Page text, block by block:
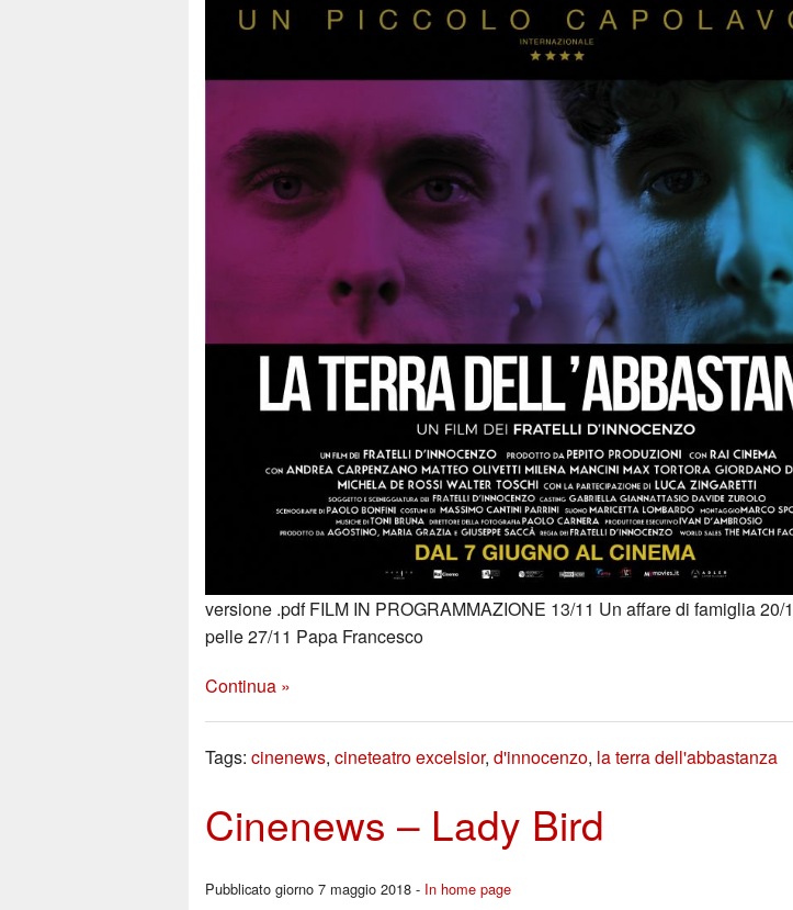
versione .pdf FILM IN PROGRAMMAZIONE 13/11 Un affare di famiglia 20/
pelle 27/11 Papa Francesco
Continua »
Tags: cinenews, cineteatro excelsior, d'innocenzo, la terra dell'abbastanza
Cinenews – Lady Bird
Pubblicato giorno 7 maggio 2018 - In home page